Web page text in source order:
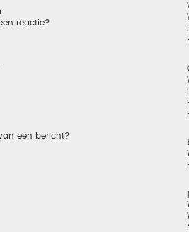
reactie?
een bericht?